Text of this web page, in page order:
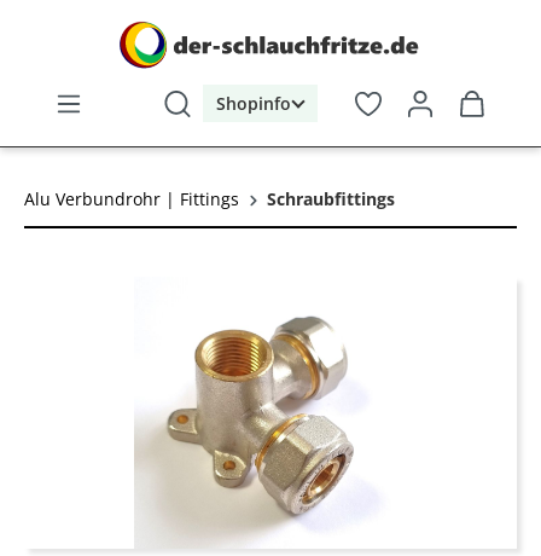
Shopinfo
Alu Verbundrohr | Fittings Schraubfittings